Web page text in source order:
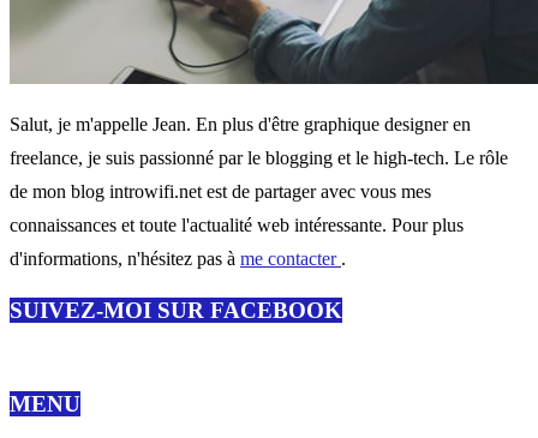
Salut, je m'appelle Jean. En plus d'être graphique designer en
freelance, je suis passionné par le blogging et le high-tech. Le rôle
de mon blog introwifi.net est de partager avec vous mes
connaissances et toute l'actualité web intéressante. Pour plus
d'informations, n'hésitez pas à me contacter .
SUIVEZ-MOI SUR FACEBOOK
MENU